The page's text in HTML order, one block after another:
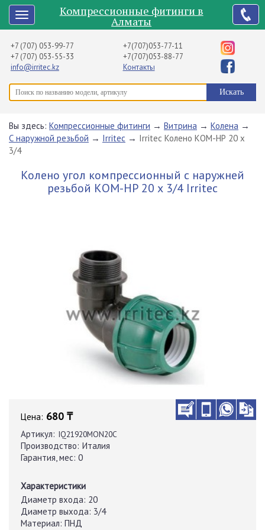
Компрессионные фитинги в
Алматы
+7 (707) 053-99-77
+7 (707) 053-55-33
info@irritec.kz
+7(707)053-77-11
+7(707)053-88-77
Контакты
Вы здесь: Компрессионные фитинги → Витрина → Колена →
С наружной резьбой → Irritec → Irritec Колено КОМ-НР 20 х
3/4
Колено угол компрессионный с наружней
резьбой КОМ-НР 20 х 3/4 Irritec
Цена: 680 ₸
Артикул: IQ21920MON20C
Производство: Италия
Гарантия, мес: 0
Характеристики
Диаметр входа: 20
Диаметр выхода: 3/4
Материал: ПНД